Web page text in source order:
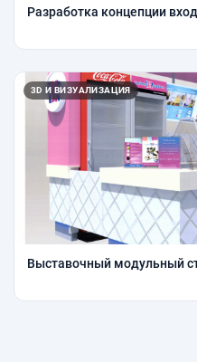
Разработка концепции
3D И ВИЗУАЛИЗАЦИЯ
Выставочный модульный